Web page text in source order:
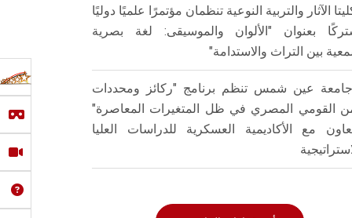
الآثار والتربية النوعية تنظمان مؤتمرًا علميًا دوليًا
بعنوان "الألوان والموسيقى: لغة بصرية
بين التراث والاستدامة"
جامعة عين شمس تنظم برنامج "ركائز ومحددات
القومي المصري في ظل المتغيرات المعاصرة"
مع الأكاديمية العسكرية للدراسات العليا